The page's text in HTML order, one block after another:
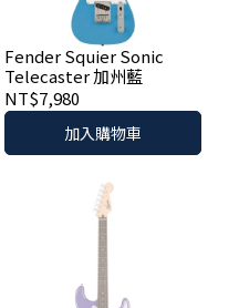
Fender Squier Sonic
Telecaster 加州藍
NT$7,980
加入購物車